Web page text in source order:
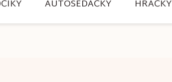
AUTOSEDAČKY HRAČKY